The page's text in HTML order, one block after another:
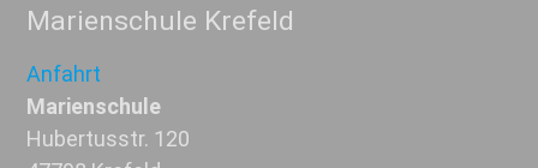
Marienschule Krefeld
Anfahrt
Marienschule
Hubertusstr. 120